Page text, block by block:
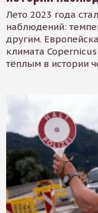
Лето 2023 года
наблюдений:
другим.
климата
тёплым в истории